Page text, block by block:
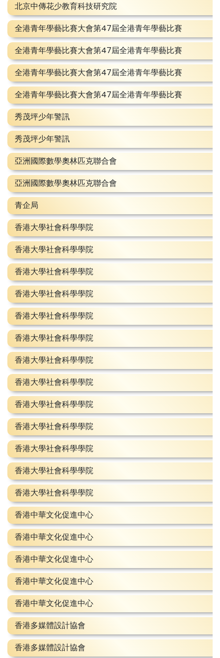
北京中傳花少教育科技研究院
全港青年學藝比賽大會第47屆全港青年學藝比賽
全港青年學藝比賽大會第47屆全港青年學藝比賽
全港青年學藝比賽大會第47屆全港青年學藝比賽
全港青年學藝比賽大會第47屆全港青年學藝比賽
秀茂坪少年警訊
秀茂坪少年警訊
亞洲國際數學奧林匹克聯合會
亞洲國際數學奧林匹克聯合會
青企局
香港大學社會科學學院
香港大學社會科學學院
香港大學社會科學學院
香港大學社會科學學院
香港大學社會科學學院
香港大學社會科學學院
香港大學社會科學學院
香港大學社會科學學院
香港大學社會科學學院
香港大學社會科學學院
香港大學社會科學學院
香港大學社會科學學院
香港大學社會科學學院
香港中華文化促進中心
香港中華文化促進中心
香港中華文化促進中心
香港中華文化促進中心
香港中華文化促進中心
香港多媒體設計協會
香港多媒體設計協會